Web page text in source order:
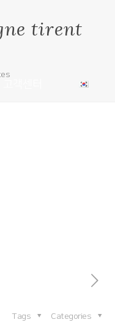
tirent
Categories
Tags